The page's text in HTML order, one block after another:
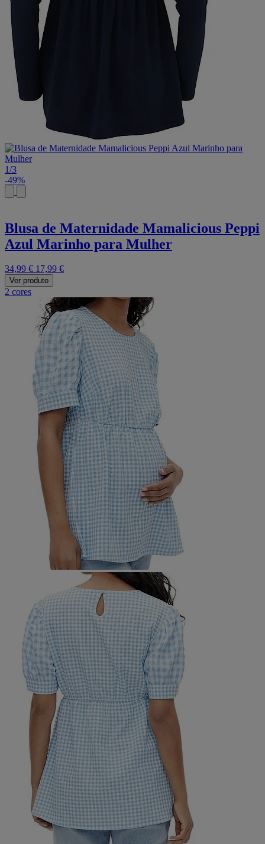
1/3
-49%
Blusa de Maternidade Mamalicious Peppi
Azul Marinho para Mulher
34,99 € 17,99 €
Ver produto
2 cores